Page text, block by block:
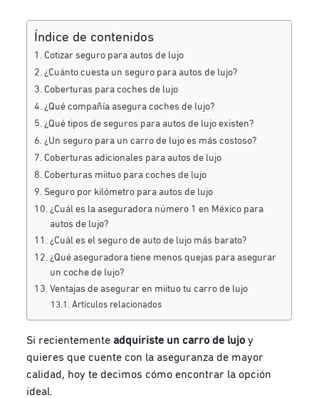
Índice de contenidos
Cotizar seguro para autos de lujo
¿Cuánto cuesta un seguro para autos de lujo?
Coberturas para coches de lujo
¿Qué compañía asegura coches de lujo?
¿Qué tipos de seguros para autos de lujo existen?
¿Un seguro para un carro de lujo es más costoso?
Coberturas adicionales para autos de lujo
Coberturas miituo para coches de lujo
Seguro por kilómetro para autos de lujo
¿Cuál es la aseguradora número 1 en México para
autos de lujo?
¿Cuál es el seguro de auto de lujo más barato?
¿Qué aseguradora tiene menos quejas para asegurar
un coche de lujo?
Ventajas de asegurar en miituo tu carro de lujo
Artículos relacionados
Si recientemente adquiriste un carro de lujoy
quieres que cuente con la aseguranza de mayor
calidad, hoy te decimos cómo encontrar la opción
ideal.